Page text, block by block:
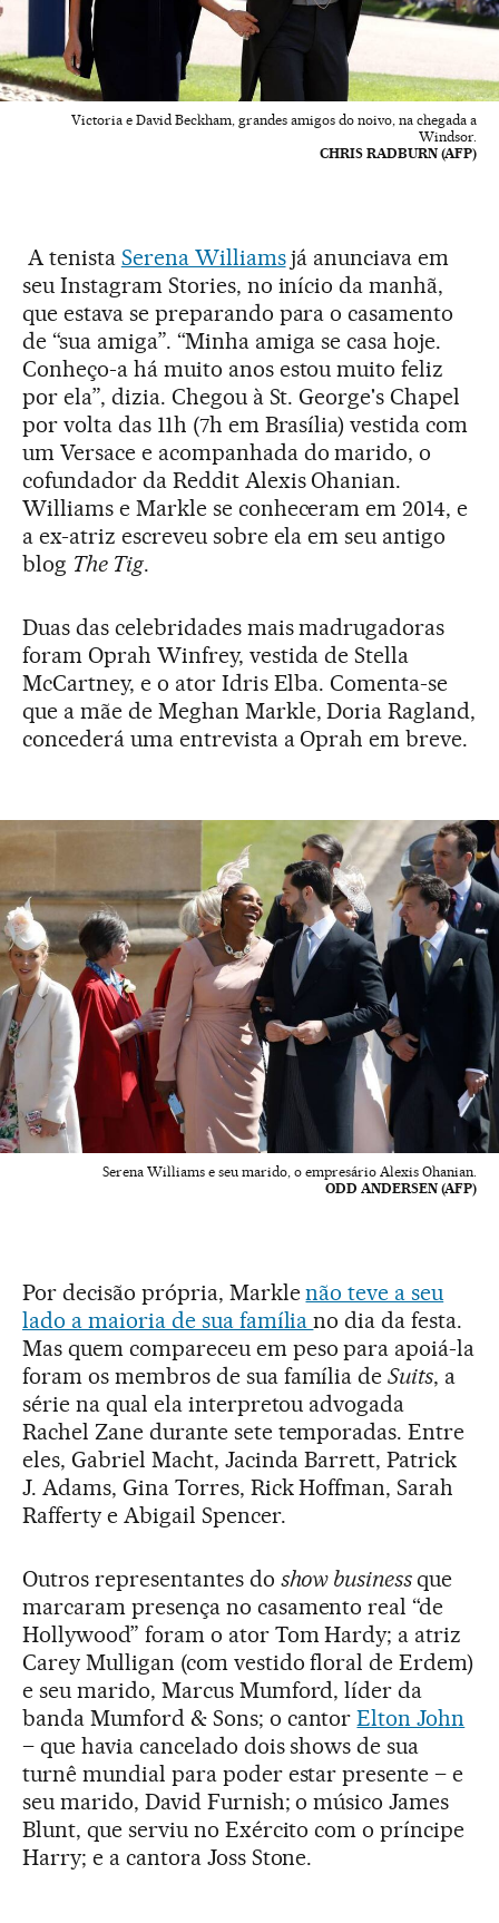
Victoria e David Beckham, grandes amigos do noivo, na chegada a
Windsor.
CHRIS RADBURN (AFP)
A tenista Serena Williamsjá anunciava em
seu Instagram Stories, no início da manhã,
que estava se preparando para o casamento
de “sua amiga”. “Minha amiga se casa hoje.
Conheço-a há muito anos estou muito feliz
por ela”, dizia. Chegou à St. George's Chapel
por volta das 11h (7h em Brasília) vestida com
um Versace e acompanhada do marido, o
cofundador da Reddit Alexis Ohanian.
Williams e Markle se conheceram em 2014, e
a ex-atriz escreveu sobre ela em seu antigo
blog The Tig.
Duas das celebridades mais madrugadoras
foram Oprah Winfrey, vestida de Stella
McCartney, e o ator Idris Elba. Comenta-se
que a mãe de Meghan Markle, Doria Ragland,
concederá uma entrevista a Oprah em breve.
Serena Williams e seu marido, o empresário Alexis Ohanian.
ODD ANDERSEN (AFP)
Por decisão própria, Marklenão teve a seu
lado a maioria de sua famíliano dia da festa.
Mas quem compareceu em peso para apoiá-la
foram os membros de sua família deSuits, a
série na qual ela interpretou advogada
Rachel Zane durante sete temporadas. Entre
eles, Gabriel Macht, Jacinda Barrett, Patrick
J. Adams, Gina Torres, Rick Hoffman, Sarah
Rafferty e Abigail Spencer.
Outros representantes do show businessque
marcaram presença no casamento real “de
Hollywood” foram o ator Tom Hardy; a atriz
Carey Mulligan (com vestido floral de Erdem)
e seu marido, Marcus Mumford, líder da
banda Mumford & Sons; o cantorElton John
– que havia cancelado dois shows de sua
turnê mundial para poder estar presente – e
seu marido, David Furnish; o músico James
Blunt, que serviu no Exército com o príncipe
Harry; e a cantora Joss Stone.